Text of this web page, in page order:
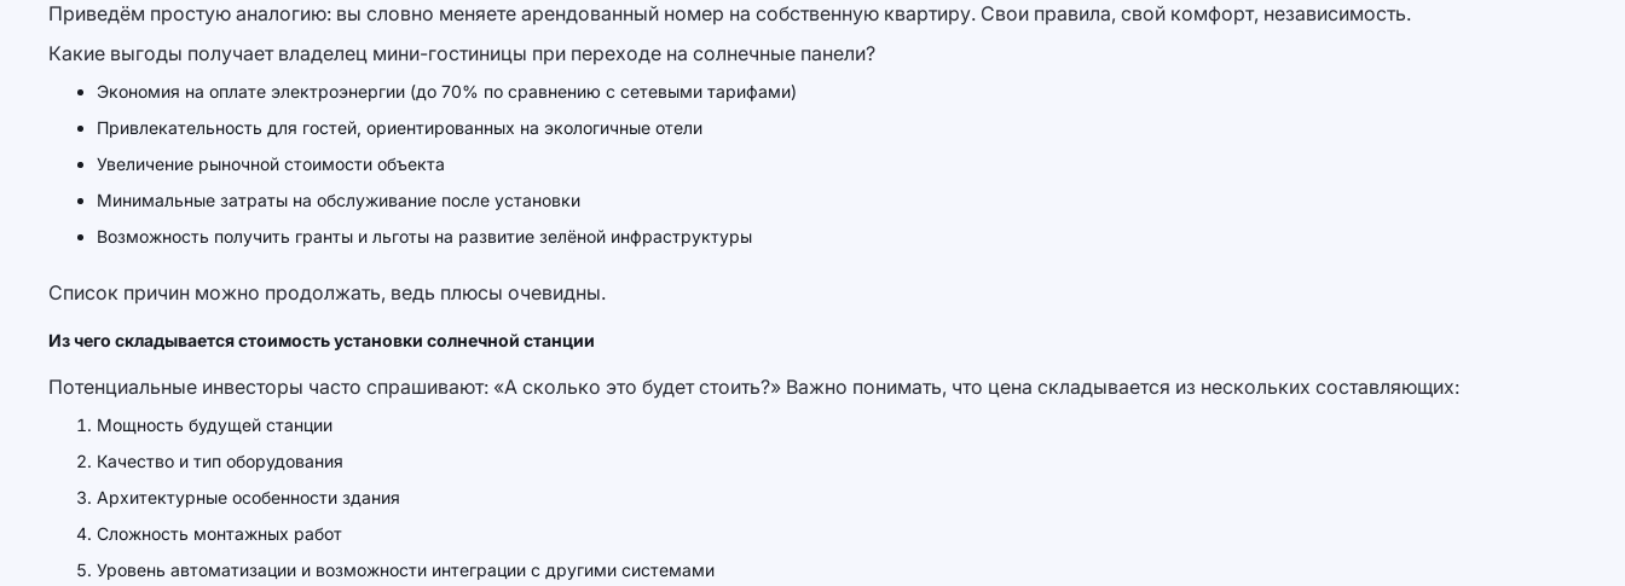
Приведём простую аналогию: вы словно меняете арендованный номер на собственную квартиру. Свои правила, свой комфорт, независимость.
Какие выгоды получает владелец мини-гостиницы при переходе на солнечные панели?
Экономия на оплате электроэнергии (до 70% по сравнению с сетевыми тарифами)
Привлекательность для гостей, ориентированных на экологичные отели
Увеличение рыночной стоимости объекта
Минимальные затраты на обслуживание после установки
Возможность получить гранты и льготы на развитие зелёной инфраструктуры
Список причин можно продолжать, ведь плюсы очевидны.
Из чего складывается стоимость установки солнечной станции
Потенциальные инвесторы часто спрашивают: «А сколько это будет стоить?» Важно понимать, что цена складывается из нескольких составляющих:
Мощность будущей станции
Качество и тип оборудования
Архитектурные особенности здания
Сложность монтажных работ
Уровень автоматизации и возможности интеграции с другими системами